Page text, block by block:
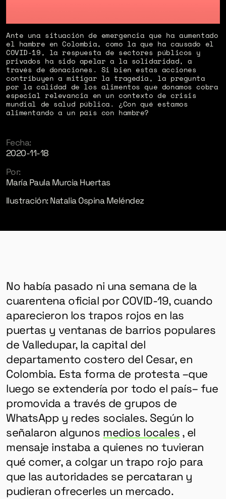
Ante una situación de emergencia que ha aumentado
el hambre en Colombia, como la que ha causado el
COVID-19, la respuesta de sectores públicos y
privados ha sido apelar a la solidaridad, a
través de donaciones. Si bien estas acciones
contribuyen a mitigar la tragedia, la pregunta
por la calidad de los alimentos que donamos cobra
especial relevancia en un contexto de crisis
mundial de salud pública. ¿Con qué estamos
alimentando a un país con hambre?
Fecha:
2020-11-18
Por:
María Paula Murcia Huertas
Ilustración: Natalia Ospina Meléndez
No había pasado ni una semana de la
cuarentena oficial por COVID-19, cuando
aparecieron los trapos rojos en las
puertas y ventanas de barrios populares
de Valledupar, la capital del
departamento costero del Cesar, en
Colombia. Esta forma de protesta –que
luego se extendería por todo el país– fue
promovida a través de grupos de
WhatsApp y redes sociales. Según lo
señalaron algunos medios locales , el
mensaje instaba a quienes no tuvieran
qué comer, a colgar un trapo rojo para
que las autoridades se percataran y
pudieran ofrecerles un mercado.